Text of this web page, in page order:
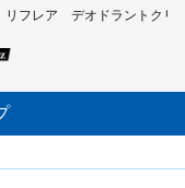
フレア デオドラントクリ